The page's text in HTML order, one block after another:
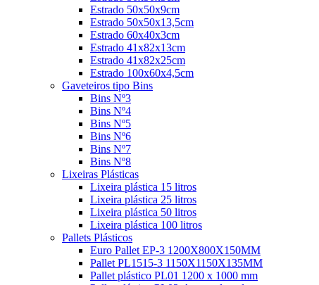
Estrado 50x50x9cm
Estrado 50x50x13,5cm
Estrado 60x40x3cm
Estrado 41x82x13cm
Estrado 41x82x25cm
Estrado 100x60x4,5cm
Gaveteiros tipo Bins
Bins Nº3
Bins Nº4
Bins Nº5
Bins Nº6
Bins Nº7
Bins Nº8
Lixeiras Plásticas
Lixeira plástica 15 litros
Lixeira plástica 25 litros
Lixeira plástica 50 litros
Lixeira plástica 100 litros
Pallets Plásticos
Euro Pallet EP-3 1200X800X150MM
Pallet PL1515-3 1150X1150X135MM
Pallet plástico PL01 1200 x 1000 mm